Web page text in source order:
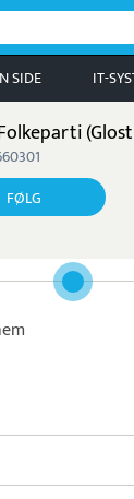
SIDE IT-
FØLG